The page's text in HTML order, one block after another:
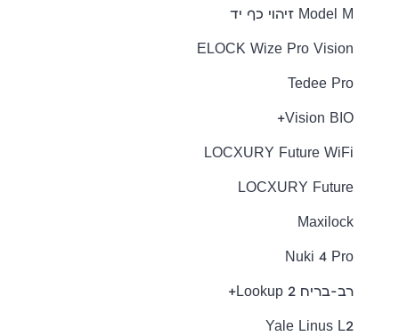
Model M זיהוי כף יד
ELOCK Wize Pro Vision
Tedee Pro
Vision BIO+
LOCXURY Future WiFi
LOCXURY Future
Maxilock
Nuki 4 Pro
רב-בריח Lookup 2+
Yale Linus L2